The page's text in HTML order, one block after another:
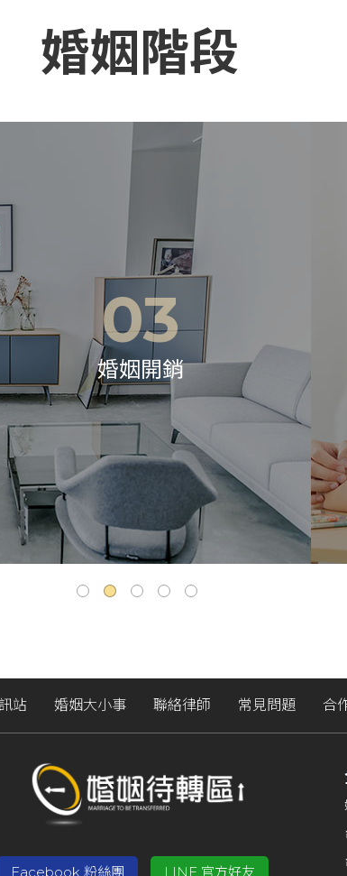
婚姻階段
孩子的教育
站 婚姻大小事 聯絡律師 常見問題 合
Facebook 粉絲團 LINE 官方好友